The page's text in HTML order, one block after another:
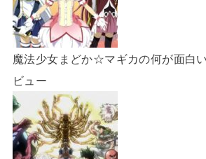
魔法少女まどか☆マギカの何が面白
ビュー